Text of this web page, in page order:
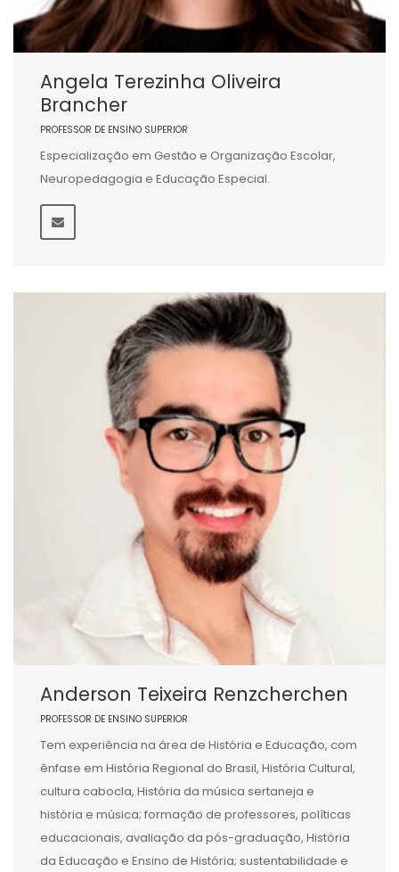
Angela Terezinha Oliveira
Brancher
PROFESSOR DE ENSINO SUPERIOR
Especialização em Gestão e Organização Escolar,
Neuropedagogia e Educação Especial.
Anderson Teixeira Renzcherchen
PROFESSOR DE ENSINO SUPERIOR
Tem experiência na área de História e Educação, com
ênfase em História Regional do Brasil, História Cultural,
cultura cabocla, História da música sertaneja e
história e música; formação de professores, políticas
educacionais, avaliação da pós-graduação, História
da Educação e Ensino de História; sustentabilidade e